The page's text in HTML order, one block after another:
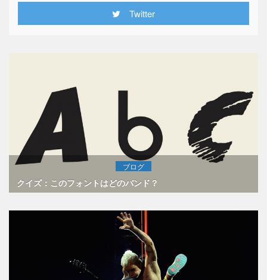
Twitter
ブログ
クイズ：このフォントはどのバンド？